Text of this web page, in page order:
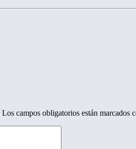
Los campos obligatorios están marcados